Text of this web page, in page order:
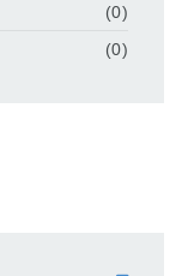
(0)
(0)